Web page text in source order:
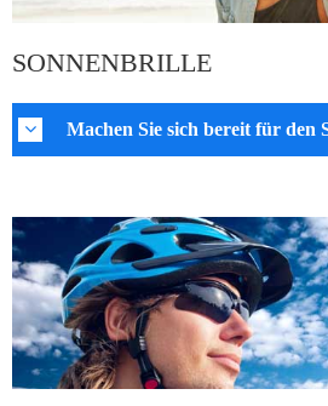
SONNENBRILLE
Machen Sie sich bereit für den